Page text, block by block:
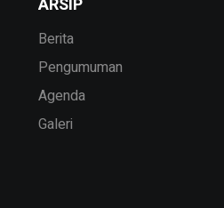
Berita
Pengumuman
Agenda
Galeri